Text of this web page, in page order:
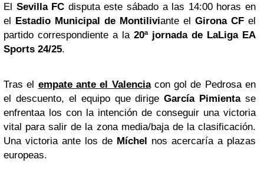
El Sevilla FC disputa este sábado a las 14:00 horas en
el
Estadio Municipal de Montiliviante el Girona CF el
partido correspondiente a la20ª jornada de LaLiga EA
Sports 24/25.
Tras el empate ante el Valenciacon gol de Pedrosa en
el descuento, el equipo que dirigeGarcía Pimientase
enfrentaa los con la intención de conseguir una victoria
vital para salir de la zona media/baja de la clasificación.
Una victoria ante los de Míchel
nos acercaría a plazas
europeas.